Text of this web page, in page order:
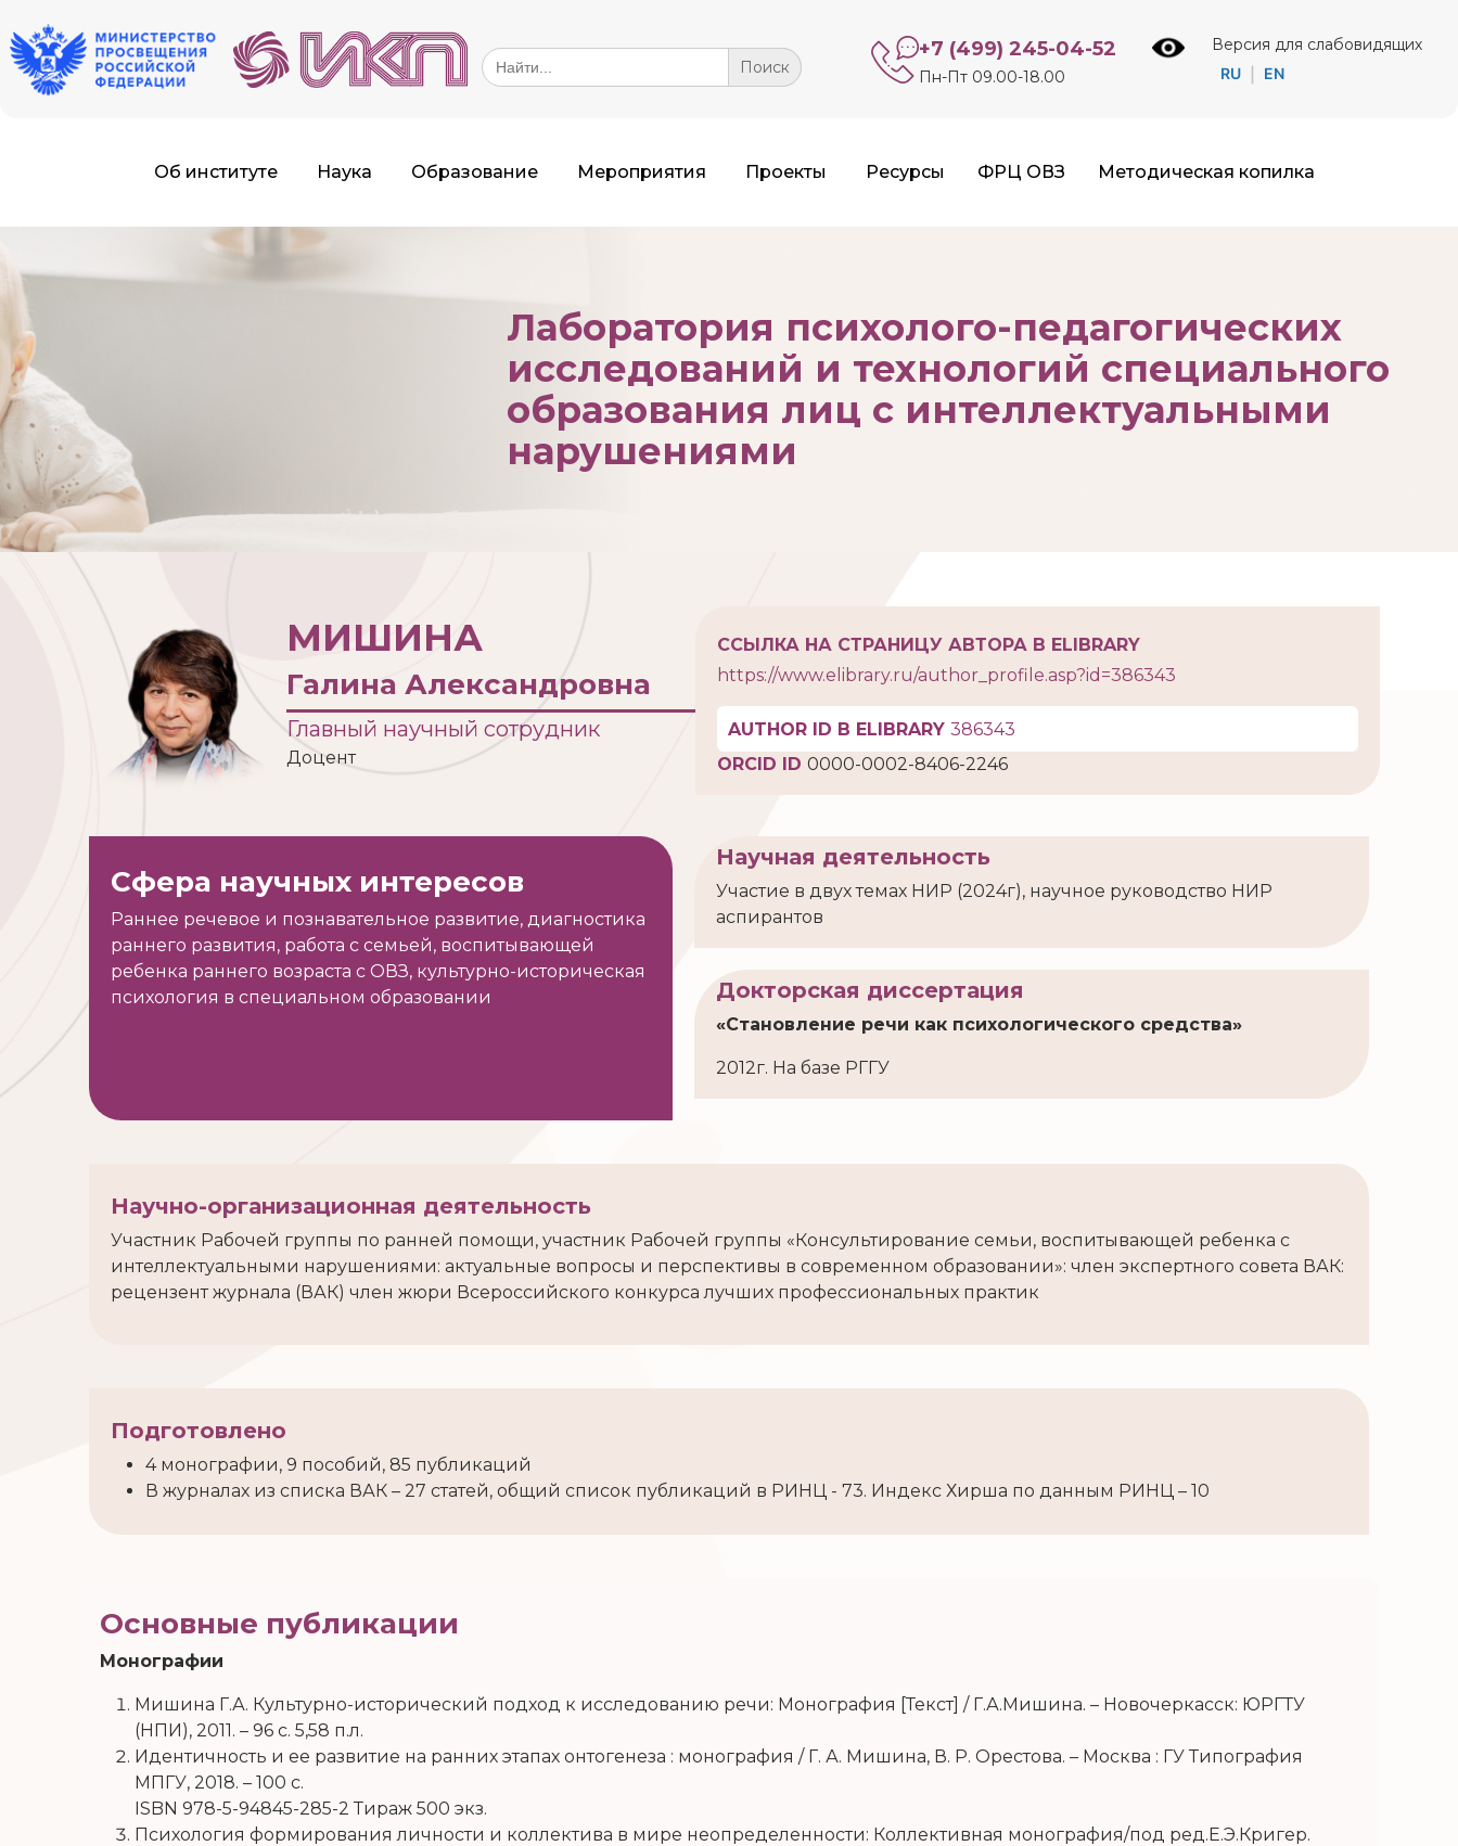
Search
for:
+7 (499) 245-04-52
Пн-Пт 09.00-18.00
Версия для слабовидящих
RU EN
Об институте Наука Образование Мероприятия Проекты Ресурсы ФРЦ ОВЗ Методическая копилка
Лаборатория психолого-педагогических
исследований и технологий специального
образования лиц с интеллектуальными
нарушениями
МИШИНА
Галина Александровна
Главный научный сотрудник
Доцент
ССЫЛКА НА СТРАНИЦУ АВТОРА В ELIBRARY
https://www.elibrary.ru/author_profile.asp?id=386343
AUTHOR ID В ELIBRARY386343
ORCID ID0000-0002-8406-2246
Сфера научных интересов
Раннее речевое и познавательное развитие, диагностика
раннего развития, работа с семьей, воспитывающей
ребенка раннего возраста с ОВЗ, культурно-историческая
психология в специальном образовании
Научная деятельность
Участие в двух темах НИР (2024г), научное руководство НИР
аспирантов
Докторская диссертация
«Становление речи как психологического средства»
2012г. На базе РГГУ
Научно-организационная деятельность
Участник Рабочей группы по ранней помощи, участник Рабочей группы «Консультирование семьи, воспитывающей ребенка с
интеллектуальными нарушениями: актуальные вопросы и перспективы в современном образовании»: член экспертного совета ВАК:
рецензент журнала (ВАК) член жюри Всероссийского конкурса лучших профессиональных практик
Подготовлено
4 монографии, 9 пособий, 85 публикаций
В журналах из списка ВАК – 27 статей, общий список публикаций в РИНЦ - 73. Индекс Хирша по данным РИНЦ – 10
Основные публикации
Монографии
Мишина Г.А. Культурно-исторический подход к исследованию речи: Монография [Текст] / Г.А.Мишина. – Новочеркасск: ЮРГТУ
(НПИ), 2011. – 96 c. 5,58 п.л.
Идентичность и ее развитие на ранних этапах онтогенеза : монография / Г. А. Мишина, В. Р. Орестова. – Москва : ГУ Типография
МПГУ, 2018. – 100 с.
ISBN 978-5-94845-285-2 Тираж 500 экз.
Психология формирования личности и коллектива в мире неопределенности: Коллективная монография/под ред.Е.Э.Кригер.